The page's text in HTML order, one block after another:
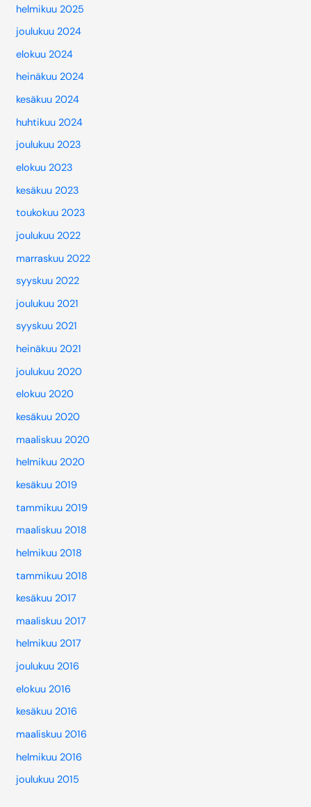
helmikuu 2025
joulukuu 2024
elokuu 2024
heinäkuu 2024
kesäkuu 2024
huhtikuu 2024
joulukuu 2023
elokuu 2023
kesäkuu 2023
toukokuu 2023
joulukuu 2022
marraskuu 2022
syyskuu 2022
joulukuu 2021
syyskuu 2021
heinäkuu 2021
joulukuu 2020
elokuu 2020
kesäkuu 2020
maaliskuu 2020
helmikuu 2020
kesäkuu 2019
tammikuu 2019
maaliskuu 2018
helmikuu 2018
tammikuu 2018
kesäkuu 2017
maaliskuu 2017
helmikuu 2017
joulukuu 2016
elokuu 2016
kesäkuu 2016
maaliskuu 2016
helmikuu 2016
joulukuu 2015